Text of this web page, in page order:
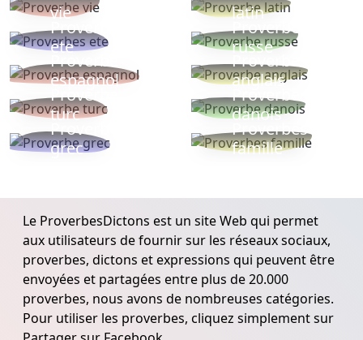
vie
latin
Proverbes
ete
Proverbe
russe
Proverbe
espagnol
Proverbe
anglais
Proverbe
turc
Proverbe
danois
Proverbe
grec
Proverbes
famille
Le ProverbesDictons est un site Web qui permet
aux utilisateurs de fournir sur les réseaux sociaux,
proverbes, dictons et expressions qui peuvent être
envoyées et partagées entre plus de 20.000
proverbes, nous avons de nombreuses catégories.
Pour utiliser les proverbes, cliquez simplement sur